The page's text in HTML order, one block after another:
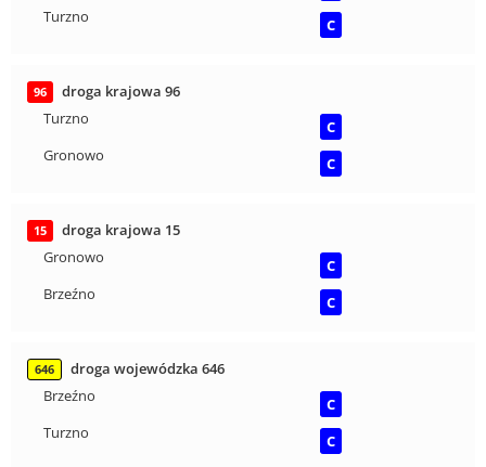
Turzno
C
96
droga krajowa 96
Turzno
C
Gronowo
C
15
droga krajowa 15
Gronowo
C
Brzeźno
C
646
droga wojewódzka 646
Brzeźno
C
Turzno
C